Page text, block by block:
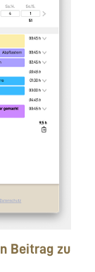
Beitrag zu